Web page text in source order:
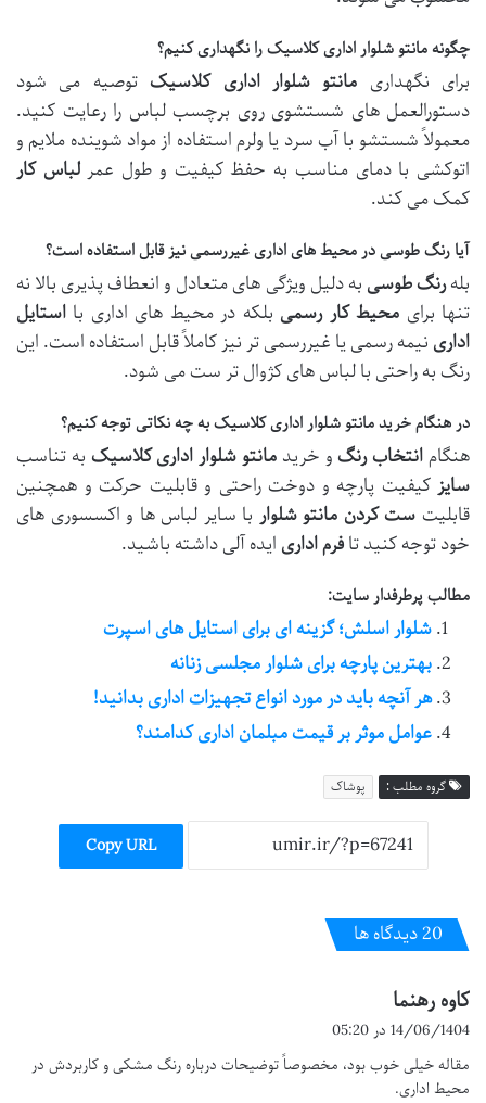
چگونه مانتو شلوار اداری کلاسیک را نگهداری کنیم؟
برای نگهداری مانتو شلوار اداری کلاسیکتوصیه می شود
دستورالعمل های شستشوی روی برچسب لباس را رعایت کنید.
معمولاً شستشو با آب سرد یا ولرم استفاده از مواد شوینده ملایم و
اتوکشی با دمای مناسب به حفظ کیفیت و طول عمرلباس کار
کمک می کند.
آیا رنگ طوسی در محیط های اداری غیررسمی نیز قابل استفاده است؟
بلهرنگ طوسی به دلیل ویژگی های متعادل و انعطاف پذیری بالا نه
تنها برای محیط کار رسمی بلکه در محیط های اداری با استایل
اداری نیمه رسمی یا غیررسمی تر نیز کاملاً قابل استفاده است. این
رنگ به راحتی با لباس های کژوال تر ست می شود.
در هنگام خرید مانتو شلوار اداری کلاسیک به چه نکاتی توجه کنیم؟
هنگامانتخاب رنگو خرید مانتو شلوار اداریکلاسیک به تناسب
سایز کیفیت پارچه و دوخت راحتی و قابلیت حرکت و همچنین
قابلیت ست کردن مانتو شلوار با سایر لباس ها و اکسسوری های
خود توجه کنید تافرم اداری ایده آلی داشته باشید.
مطالب پرطرفدار سایت:
شلوار اسلش؛ گزینه ای برای استایل های اسپرت
بهترین پارچه برای شلوار مجلسی زنانه
هر آنچه باید در مورد انواع تجهیزات اداری بدانید!
عوامل موثر بر قیمت مبلمان اداری کدامند؟
گروه مطلب : پوشاک
Copy URL
‫20 دیدگاه ها
کاوه رهنما
ف
:
14/06/1404 در 05:20
مقاله خیلی خوب بود، مخصوصاً توضیحات درباره رنگ مشکی و کاربردش در
محیط اداری.